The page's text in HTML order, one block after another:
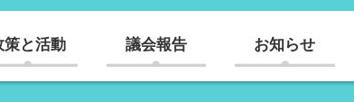
策と活動 議会報告 お知らせ